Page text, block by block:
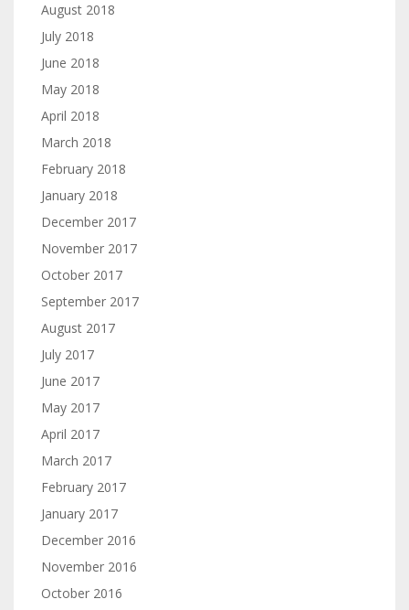
August 2018
July 2018
June 2018
May 2018
April 2018
March 2018
February 2018
January 2018
December 2017
November 2017
October 2017
September 2017
August 2017
July 2017
June 2017
May 2017
April 2017
March 2017
February 2017
January 2017
December 2016
November 2016
October 2016